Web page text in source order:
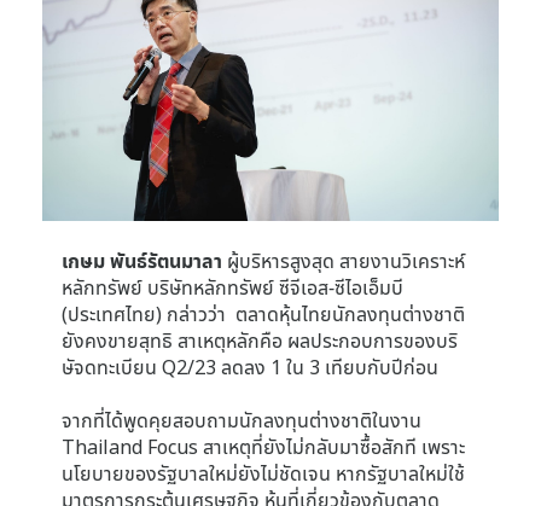
เกษม พันธ์รัตนมาลา ผู้บริหารสูงสุด สายงานวิเคราะห์
หลักทรัพย์ บริษัทหลักทรัพย์ ซีจีเอส-ซีไอเอ็มบี
(ประเทศไทย) กล่าวว่า ตลาดหุ้นไทยนักลงทุนต่างชาติ
ยังคงขายสุทธิ สาเหตุหลักคือ ผลประกอบการของบริ
ษัจดทะเบียน Q2/23 ลดลง 1 ใน 3 เทียบกับปีก่อน
จากที่ได้พูดคุยสอบถามนักลงทุนต่างชาติในงาน
Thailand Focus สาเหตุที่ยังไม่กลับมาซื้อสักที เพราะ
นโยบายของรัฐบาลใหม่ยังไม่ชัดเจน หากรัฐบาลใหม่ใช้
มาตรการกระตุ้นเศรษฐกิจ หุ้นที่เกี่ยวข้องกับตลาด